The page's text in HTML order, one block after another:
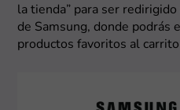
la tienda” para ser
de Samsung, donde podrás
productos favoritos al